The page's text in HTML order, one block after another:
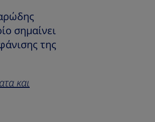
σημαίνει
της
και